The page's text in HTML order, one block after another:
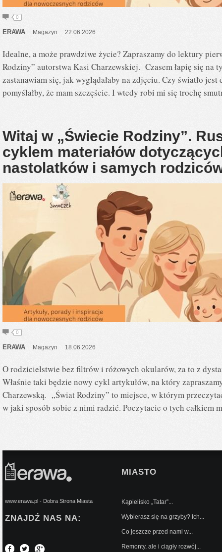
0
ERAWA Magazyn 22.06.2026
Idealne, a może prawdziwe życie? Zapraszamy do lektury
Rodziny” autorstwa Kasi Charzewskiej. Czasem łapię się na
zastanawiam się, jak wyglądałaby na zdjęciu. Czy światło jest
pomyślałby, że mam szczęście. I wtedy robi mi się trochę
Witaj w „Świecie Rodziny”.
cyklem materiałów
nastolatków i samych
0
ERAWA Magazyn 18.06.2026
O rodzicielstwie bez filtrów i różowych okularów, za to z
Właśnie taki będzie nowy cykl artykułów, na który
Charzewską. „Świat Rodziny” to miejsce, w którym
w jaki sposób sobie z nimi radzić. Poczytacie o tych całkiem
www.erawa.pl - Dobra Strona Miasta
ZNAJDŹ NAS NA:
MIASTO
Kąpielisko „Tatar”...
Wybierasz się na grzyby? Ich...
Co jeszcze przed nami w...
Remonty, ale i ciągły rozwój...